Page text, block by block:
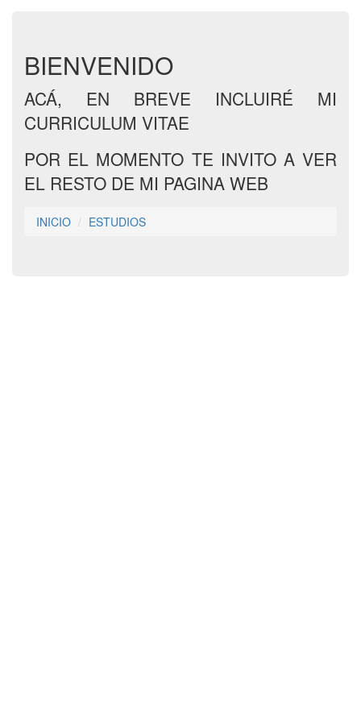
BIENVENIDO
ACÁ, EN BREVE INCLUIRÉ MI
CURRICULUM VITAE
POR EL MOMENTO TE INVITO A VER
EL RESTO DE MI PAGINA WEB
INICIO ESTUDIOS